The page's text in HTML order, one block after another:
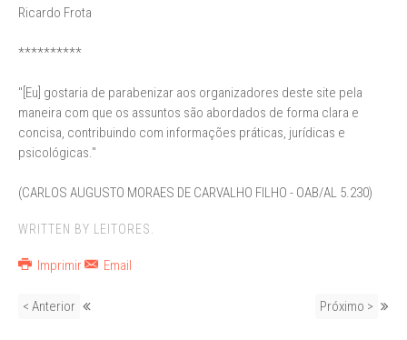
Ricardo Frota
**********
"[Eu] gostaria de parabenizar aos organizadores deste site pela
maneira com que os assuntos são abordados de forma clara e
concisa, contribuindo com informações práticas, jurídicas e
psicológicas."
(CARLOS AUGUSTO MORAES DE CARVALHO FILHO - OAB/AL 5.230)
WRITTEN BY LEITORES.
Imprimir Email
< Anterior Próximo >